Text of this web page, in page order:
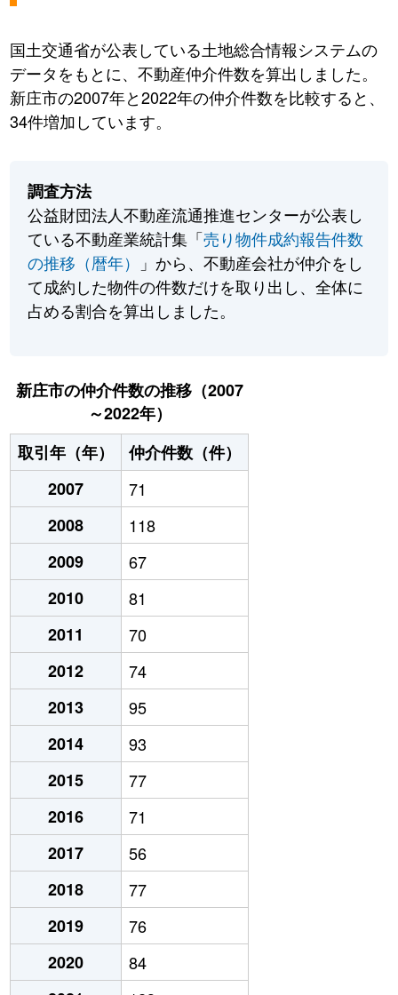
国土交通省が公表している土地総合情報システムの
データをもとに、不動産仲介件数を算出しました。
新庄市の2007年と2022年の仲介件数を比較すると、
34件増加しています。
調査方法
公益財団法人不動産流通推進センターが公表し
ている不動産業統計集「売り物件成約報告件数
の推移（暦年）
」から、不動産会社が仲介をし
て成約した物件の件数だけを取り出し、全体に
占める割合を算出しました。
新庄市の仲介件数の推移（2007
～2022年）
取引年（年）
仲介件数（件）
2007
71
2008
118
2009
67
2010
81
2011
70
2012
74
2013
95
2014
93
2015
77
2016
71
2017
56
2018
77
2019
76
2020
84